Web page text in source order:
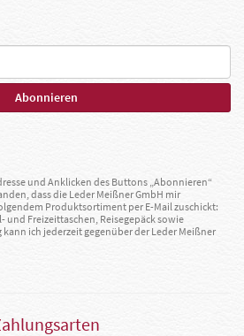
und Anklicken des Buttons „Abonnieren“
dass die Leder Meißner GmbH mir
Produktsortiment per E-Mail zuschickt:
und Freizeittaschen, Reisegepäck sowie
ich jederzeit gegenüber der Leder Meißner